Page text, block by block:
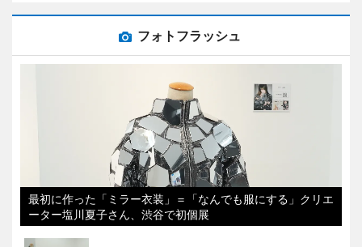
フォトフラッシュ
最初に作った「ミラー衣装」＝「なんでも服にする」クリエ
ーター塩川夏子さん、渋谷で初個展